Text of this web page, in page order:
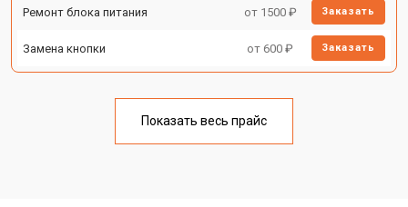
Ремонт блока питания от 1500 ₽ Заказать
Замена кнопки от 600 ₽ Заказать
Показать весь прайс